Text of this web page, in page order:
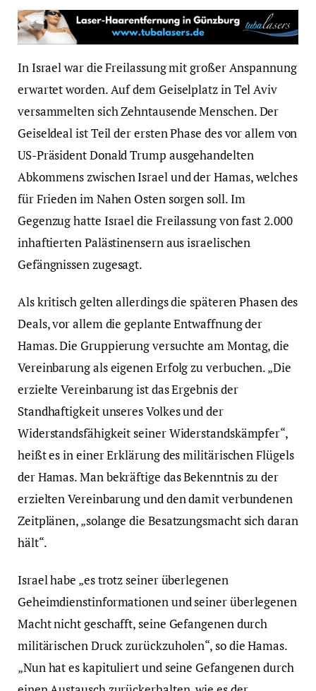
In Israel war die Freilassung mit großer Anspannung
erwartet worden. Auf dem Geiselplatz in Tel Aviv
versammelten sich Zehntausende Menschen. Der
Geiseldeal ist Teil der ersten Phase des vor allem von
US-Präsident Donald Trump ausgehandelten
Abkommens zwischen Israel und der Hamas, welches
für Frieden im Nahen Osten sorgen soll. Im
Gegenzug hatte Israel die Freilassung von fast 2.000
inhaftierten Palästinensern aus israelischen
Gefängnissen zugesagt.
Als kritisch gelten allerdings die späteren Phasen des
Deals, vor allem die geplante Entwaffnung der
Hamas. Die Gruppierung versuchte am Montag, die
Vereinbarung als eigenen Erfolg zu verbuchen. „Die
erzielte Vereinbarung ist das Ergebnis der
Standhaftigkeit unseres Volkes und der
Widerstandsfähigkeit seiner Widerstandskämpfer“,
heißt es in einer Erklärung des militärischen Flügels
der Hamas. Man bekräftige das Bekenntnis zu der
erzielten Vereinbarung und den damit verbundenen
Zeitplänen, „solange die Besatzungsmacht sich daran
hält“.
Israel habe „es trotz seiner überlegenen
Geheimdienstinformationen und seiner überlegenen
Macht nicht geschafft, seine Gefangenen durch
militärischen Druck zurückzuholen“, so die Hamas.
„Nun hat es kapituliert und seine Gefangenen durch